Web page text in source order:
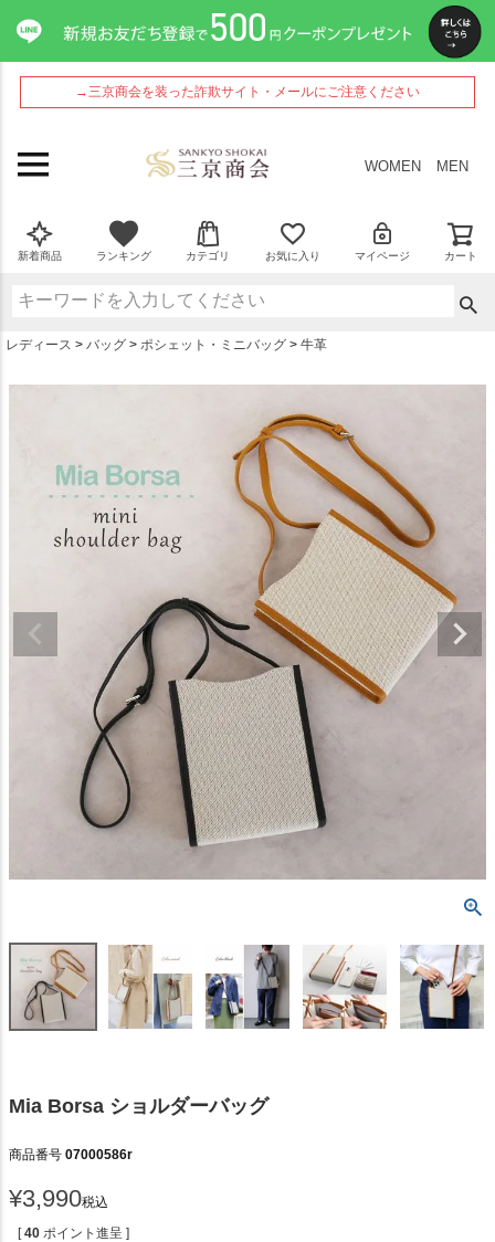
→三京商会を装った詐欺サイト・メールにご注意ください
WOMEN MEN
新着商品 ランキング カテゴリ お気に入り マイページ カート
レディース バッグ ポシェット・ミニバッグ 牛革
Mia Borsa ショルダーバッグ
商品番号 07000586r
¥3,990税込
[ 40 ポイント進呈 ]
ペー
ジト
ップ
へ